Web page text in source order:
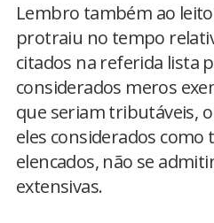
Lembro também ao
protraiu no tempo
citados na referida lista
considerados meros
que seriam tributáveis,
eles considerados como
elencados, não se
extensivas.